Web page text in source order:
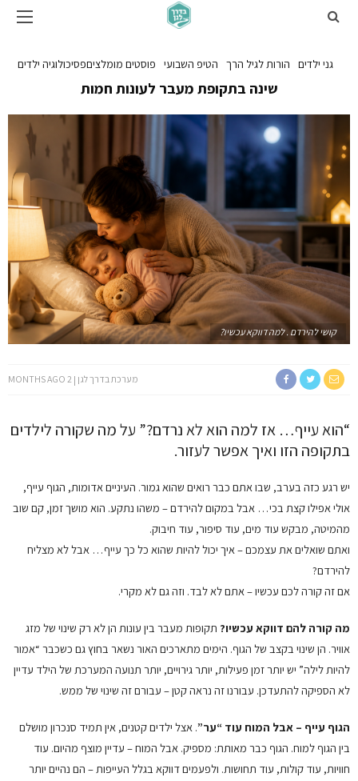
גני ילדים הורות לגיל הרך הטיפ השבועי פוסטים מומלציםפסיכולוגיה ילדים
שינה בתקופת מעבר לעונות חמות
קושי להירדם . למה דווקא עכשיו?
מערכת בדרך לגן 2 MONTHS AGO
“הוא עייף… אז למה הוא לא נרדם?” על מה שקורה לילדים
בתקופה הזו ואיך אפשר לעזור.
יש רגע כזה בערב, שבו אתם כבר רואים שהוא גמור. העיניים אדומות, הגוף עייף,
אולי אפילו קצת בכי… אבל במקום להירדם – משהו נתקע. הוא מושך זמן, קם שוב
מהמיטה, מבקש עוד מים, עוד סיפור, עוד חיבוק.
ואתם שואלים את עצמכם – איך יכול להיות שהוא כל כך עייף… אבל לא מצליח
להירדם?
אם זה קורה לכם עכשיו – אתם לא לבד. וזה גם לא מקרי.
מה קורה להם דווקא עכשיו? תקופות מעבר בין עונות הן לא רק שינוי של מזג
אוויר. הן שינוי בקצב של הגוף. הימים מתארכים האור נשאר בחוץ גם כשכבר “אמור
להיות לילה” יש יותר זמן פעילות, יותר גירויים, יותר תנועה המערכת של הילד עדיין
לא הספיקה להתעדכן. עבורנו זה נראה קטן – עבורם זה שינוי של ממש.
הגוף עייף – אבל המוח עוד “ער”. אצל ילדים קטנים, אין תמיד סנכרון מושלם
בין הגוף למוח. הגוף כבר מאותת: מספיק. אבל המוח – עדיין מוצף מהיום. עוד
חוויות, עוד קולות, עוד תחושות. ולפעמים דווקא בגלל העייפות – הם נהיים יותר